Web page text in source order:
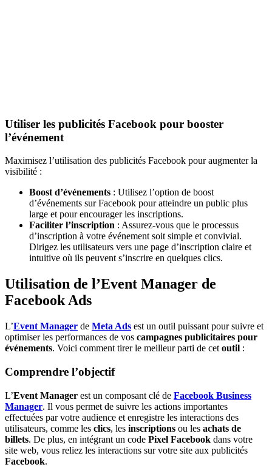
Utiliser les publicités Facebook pour booster
l’événement
Maximisez l’utilisation des publicités Facebook pour augmenter la
visibilité :
Boost d’événements : Utilisez l’option de boost
d’événements sur Facebook pour atteindre un public plus
large et pour encourager les inscriptions.
Faciliter l’inscription : Assurez-vous que le processus
d’inscription à votre événement soit simple et convivial.
Dirigez les utilisateurs vers une page d’inscription claire et
intuitive où ils peuvent s’inscrire en quelques clics.
Utilisation de l’Event Manager de
Facebook Ads
L’Event Manager de Meta Ads est un outil puissant pour suivre et
optimiser les performances de vos campagnes publicitaires pour
événements. Voici comment tirer le meilleur parti de cet outil :
Comprendre l’objectif
L’Event Manager est un composant clé de Facebook Business
Manager. Il vous permet de suivre les actions importantes
effectuées par votre audience et enregistre les interactions des
utilisateurs, comme les clics, les inscriptions ou les achats de
billets. De plus, en intégrant un code Pixel Facebook dans votre
site web, vous reliez les interactions sur votre site aux publicités
Facebook.